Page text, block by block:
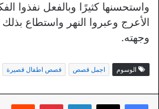
واستحسنها كثيرًا وبالفعل نفذوا
الأعرج وعبروا النهر واستطاع
وجهته.
الوسوم اجمل قصص قصص اطفال قصيرة
لينكدإن بينتيريست